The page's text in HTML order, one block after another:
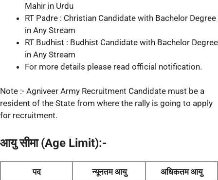
Mahir in Urdu
RT Padre : Christian Candidate with Bachelor Degree
in Any Stream
RT Budhist : Budhist Candidate with Bachelor Degree
in Any Stream
For more details please read official notification.
Note :- Agniveer Army Recruitment Candidate must be a
resident of the State from where the rally is going to apply
for recruitment.
आयु सीमा (Age Limit):-
पद न्यूनतम आयु अधिकतम आयु